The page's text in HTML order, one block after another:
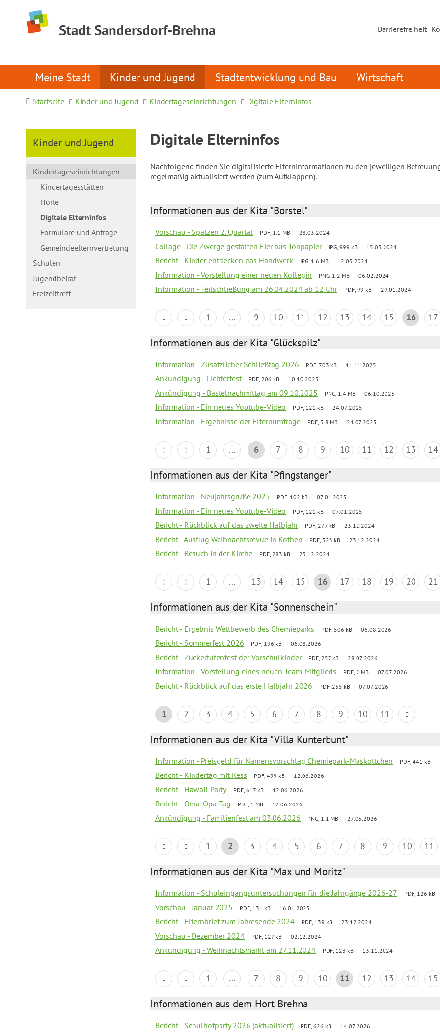
Stadt Sandersdorf-Brehna Barrierefreiheit
Meine Stadt Kinder und Jugend Stadtentwicklung und Bau Wirtschaft
Startseite Kinder und Jugend Kindertageseinrichtungen Digitale Elterninfos
Kinder und Jugend
Kindertageseinrichtungen
Kindertagesstätten
Horte
Digitale Elterninfos
Formulare und Anträge
Gemeindeelternvertretung
Schulen
Jugendbeirat
Freizeittreff
Digitale Elterninfos
Nachfolgend finden Sie digitalisierte Elterninformationen zu den jeweiligen
regelmäßig aktualisiert werden (zum Aufklappen).
Informationen aus der Kita "Borstel"
Vorschau - Spatzen 2. Quartal PDF, 1.1 MB 28.03.2024
Collage - Die Zwerge gestalten Eier aus Tonpapier JPG, 999 kB 15.03.2024
Bericht - Kinder entdecken das Handwerk JPG, 1.6 MB 12.03.2024
Information - Vorstellung einer neuen Kollegin PNG, 1.2 MB 06.02.2024
Information - Teilschließung am 26.04.2024 ab 12 Uhr PDF, 99 kB 29.01.2024
1 ... 9 10 11 12 13 14 15 16 17
Informationen aus der Kita "Glückspilz"
Information - Zusätzlicher Schließtag 2026 PDF, 703 kB 11.11.2025
Ankündigung - Lichterfest PDF, 206 kB 10.10.2025
Ankündigung - Bastelnachmittag am 09.10.2025 PNG, 1.4 MB 06.10.2025
Information - Ein neues Youtube-Video PDF, 121 kB 24.07.2025
Information - Ergebnisse der Elternumfrage PDF, 3.8 MB 24.07.2025
1 ... 6 7 8 9 10 11 12 13 14
Informationen aus der Kita "Pfingstanger"
Information - Neujahrsgrüße 2025 PDF, 102 kB 07.01.2025
Information - Ein neues Youtube-Video PDF, 121 kB 07.01.2025
Bericht - Rückblick auf das zweite Halbjahr PDF, 277 kB 23.12.2024
Bericht - Ausflug Weihnachtsrevue in Köthen PDF, 323 kB 23.12.2024
Bericht - Besuch in der Kirche PDF, 283 kB 23.12.2024
1 ... 13 14 15 16 17 18 19 20 21
Informationen aus der Kita "Sonnenschein"
Bericht - Ergebnis Wettbewerb des Chemieparks PDF, 506 kB 06.08.2026
Bericht - Sommerfest 2026 PDF, 196 kB 06.08.2026
Bericht - Zuckertütenfest der Vorschulkinder PDF, 257 kB 28.07.2026
Information - Vorstellung eines neuen Team-Mitglieds PDF, 2 MB 07.07.2026
Bericht - Rückblick auf das erste Halbjahr 2026 PDF, 255 kB 07.07.2026
1 2 3 4 5 6 7 8 9 10 11
Informationen aus der Kita "Villa Kunterbunt"
Information - Preisgeld für Namensvorschlag Chemiepark-Maskottchen PDF, 441 kB
Bericht - Kindertag mit Kess PDF, 499 kB 12.06.2026
Bericht - Hawaii-Party PDF, 617 kB 12.06.2026
Bericht - Oma-Opa-Tag PDF, 1 MB 12.06.2026
Ankündigung - Familienfest am 03.06.2026 PNG, 1.1 MB 27.05.2026
1 2 3 4 5 6 7 8 9 10 11
Informationen aus der Kita "Max und Moritz"
Information - Schuleingangsuntersuchungen für die Jahrgänge 2026-27 PDF, 126 kB
Vorschau - Januar 2025 PDF, 131 kB 16.01.2025
Bericht - Elternbrief zum Jahresende 2024 PDF, 139 kB 23.12.2024
Vorschau - Dezember 2024 PDF, 127 kB 02.12.2024
Ankündigung - Weihnachtsmarkt am 27.11.2024 PDF, 123 kB 13.11.2024
1 ... 7 8 9 10 11 12 13 14 15
Informationen aus dem Hort Brehna
Bericht - Schulhofparty 2026 (aktualisiert) PDF, 626 kB 14.07.2026